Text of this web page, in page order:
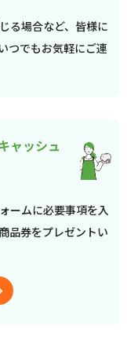
る場合など、皆様に
つでもお気軽にご連
ャッシュ
ームに必要事項を入
品券をプレゼントい